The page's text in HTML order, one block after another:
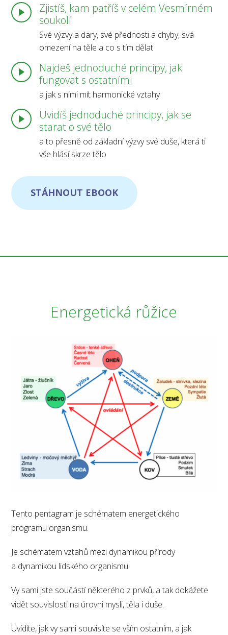
Zjistíš, kam patříš v celém Vesmírném
soukolí
Své výzvy a dary, své přednosti a chyby, svá
omezení na těle a co s tím dělat
Najdeš jednoduché principy, jak
fungovat s ostatními
a jak s nimi mít harmonické vztahy
Uvidíš jednoduché principy, jak se
starat o své tělo
a to přesně od základní výzvy své duše, která ti
vše hlásí skrze tělo
STÁHNOUT EBOOK
Energetická růžice
Tento pentagram je schématem energetického
programu organismu.
Je schématem vztahů mezi dynamikou přírody
a dynamikou lidského organismu.
Vy sami jste součástí některého z prvků, a tak dokážete
vidět souvislosti na úrovni mysli, těla i duše.
Uvidíte, jak vy sami souvisíte se vším ostatním, a jak